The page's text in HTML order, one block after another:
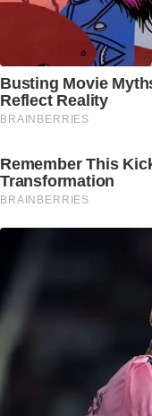
Busting Movie
Reflect Reality
BRAINBERRIES
Remember This
Transformation
BRAINBERRIES